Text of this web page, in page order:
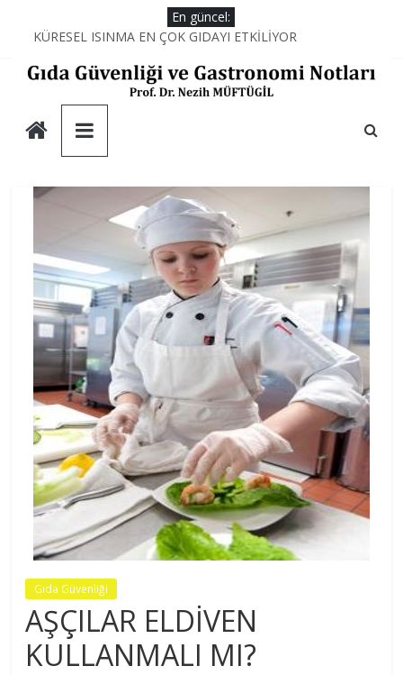
content
En güncel:
KÜRESEL ISINMA EN ÇOK GIDAYI ETKİLİYOR
YEMEĞİN KİMYASI
AŞÇILARIN MUTFAKTAKİ SAVAŞI
Gıda
Güvenliği
ve
Gastronomi
Notları
Prof.
Nezih
MÜFTÜGİL
Gıda Güvenliği
AŞÇILAR ELDİVEN
KULLANMALI MI?